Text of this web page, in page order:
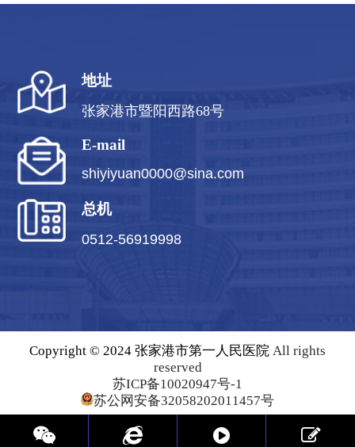
地址
张家港市暨阳西路68号
E-mail
shiyiyuan0000@sina.com
总机
0512-56919998
Copyright © 2024 张家港市第一人民医院 All rights
reserved
苏ICP备10020947号-1
苏公网安备32058202011457号